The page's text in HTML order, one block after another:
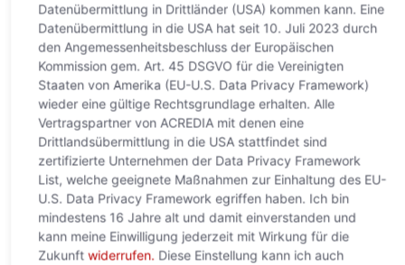
Das könnte Sie auch interessieren
Datenübermittlung in Drittländer (USA) kommen kann. Eine
Datenübermittlung in die USA hat seit 10. Juli 2023 durch
den Angemessenheitsbeschluss der Europäischen
Kommission gem. Art. 45 DSGVO für die Vereinigten
Staaten von Amerika (EU-U.S. Data Privacy Framework)
wieder eine gültige Rechtsgrundlage erhalten. Alle
Vertragspartner von ACREDIA mit denen eine
Drittlandsübermittlung in die USA stattfindet sind
zertifizierte Unternehmen der Data Privacy Framework
List, welche geeignete Maßnahmen zur Einhaltung des EU-
U.S. Data Privacy Framework egriffen haben. Ich bin
mindestens 16 Jahre alt und damit einverstanden und
kann meine Einwilligung jederzeit mit Wirkung für die
Zukunft widerrufen.Diese Einstellung kann ich auch